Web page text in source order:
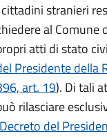
stranieri
al Comune
atti di stato
Presidente della
art. 19). Di tali
rilasciare
Decreto del